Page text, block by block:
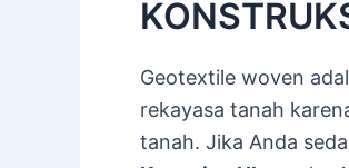
Geotextile woven
rekayasa tanah
tanah. Jika Anda